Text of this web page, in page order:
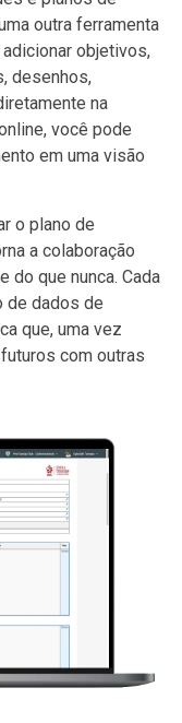
outra ferramenta
objetivos,
desenhos,
na
você pode
em uma visão
o plano de
a colaboração
do que nunca. Cada
de dados de
que, uma vez
com outras